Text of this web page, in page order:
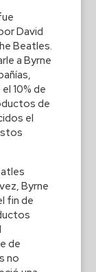
David
Beatles.
a Byrne
10% de
de
el
Byrne
fin de
de
no